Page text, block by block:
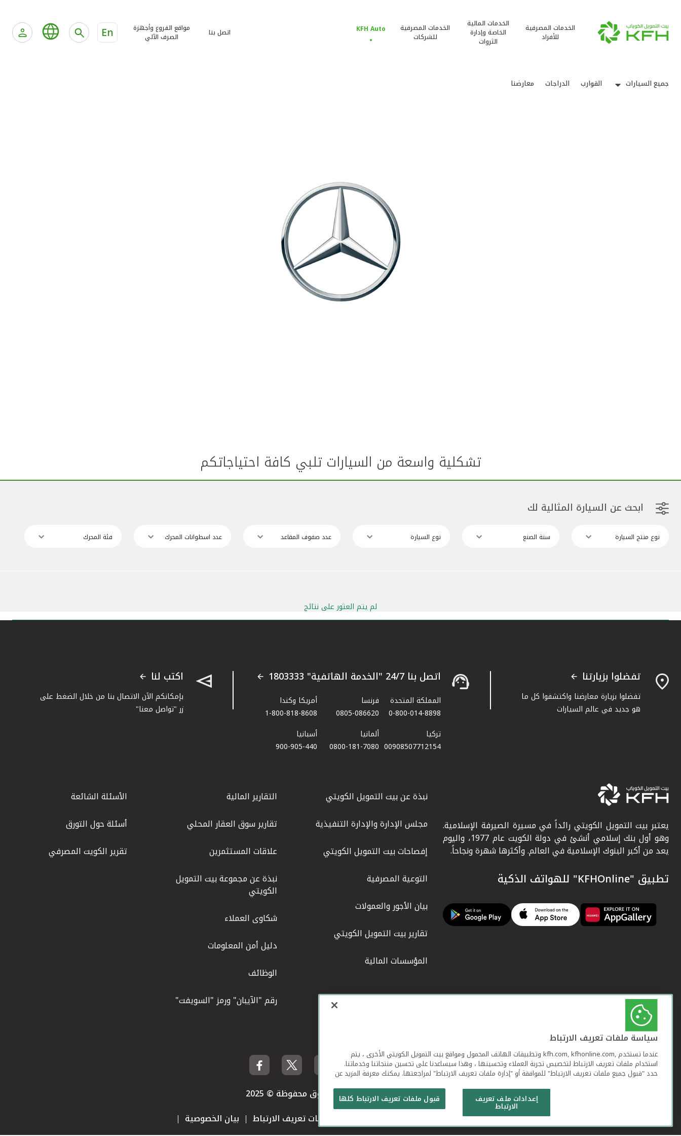
الخدمات المصرفية
للأفراد
الخدمات المالية
الخاصة وإدارة
الثروات
الخدمات المصرفية
للشركات
KFH Auto اتصل بنا
مواقع الفروع وأجهزة
الصرف الآلي
En
جميع السيارات القوارب الدراجات معارضنا
تشكلية واسعة من السيارات تلبي كافة احتياجاتكم
ابحث عن السيارة المثالية لك
نوع منتج السيارة سنة الصنع نوع السيارة عدد صفوف المقاعد عدد اسطوانات المحرك فئة المحرك
لم يتم العثور على نتائج
تفضلوا بزيارتنا
تفضلوا بزيارة معارضنا واكتشفوا كل ما
هو جديد في عالم السيارات
اتصل بنا 24/7 "الخدمة الهاتفية" 1803333
المملكة المتحدة
0-800-014-8898
فرنسا
0805-086620
أمريكا وكندا
1-800-818-8608
تركيا
00908507712154​
ألمانيا
0800-181-7080
أسبانيا
900-905-440
اكتب لنا
بإمكانكم الآن الاتصال بنا من خلال الضغط على
زر "تواصل معنا"
يعتبر بيت التمويل الكويتي رائداً في مسيرة الصيرفة الإسلامية.
وهو أول بنك إسلامي أنشئ في دولة الكويت عام 1977، واليوم
يعد من أكبر البنوك الإسلامية في العالم. وأكثرها شهرة ونجاحاً.
تطبيق "KFHOnline" للهواتف الذكية
نبذة عن بيت التمويل الكويتي
مجلس الإدارة والإدارة التنفيذية
إفصاحات بيت التمويل الكويتي
التوعية المصرفية
بيان الأجور والعمولات
تقارير بيت التمويل الكويتي
المؤسسات المالية
التقارير المالية
تقارير سوق العقار المحلي
علاقات المستثمرين
نبذة عن مجموعة بيت التمويل
الكويتي
شكاوى العملاء
دليل أمن المعلومات
الوظائف
رقم "الآيبان" ورمز "السويفت"
الأسئلة الشائعة
أسئلة حول التورق
تقرير الكويت المصرفي
بيت التمويل الكويتي جميع الحقوق محفوظة © 2025
شروط وأحكام استخدام الموقع الإلكتروني
ملفات تعريف الارتباط بيان الخصوصية
سياسة ملفات تعريف الارتباط
عندما تستخدم ,kfh.com, kfhonline.com وتطبيقات الهاتف المحمول ومواقع بيت التمويل الكويتي الأخرى ، يتم
استخدام ملفات تعريف الارتباط لتخصيص تجربة العملاء وتحسينها ، وهذا سيساعدنا على تحسين منتجاتنا وخدماتنا.
حدد "قبول جميع ملفات تعريف الارتباط" للموافقة أو "إدارة ملفات تعريف الارتباط" لمراجعتها. يمكنك معرفة المزيد عن
قبول ملفات تعريف الارتباط كلها
إعدادات ملف تعريف
الارتباط